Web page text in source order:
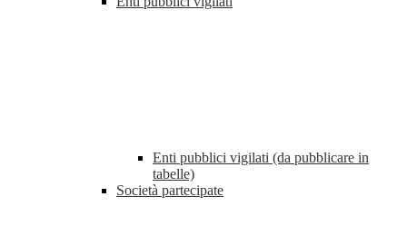
Enti pubblici vigilati (da pubblicare in
tabelle)
Società partecipate